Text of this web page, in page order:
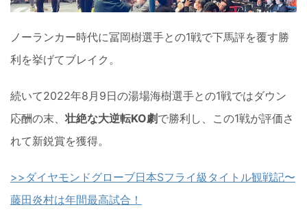
ノーランカー時代に冨岡樹選手との1戦で下馬評を覆す勝
利を挙げてブレイク。
続いて2022年8月9日の湯場海樹選手との1戦ではダウン
応酬の末、壮絶な大逆転KO劇 で勝利し、この1戦が評価さ
れて新鋭賞を獲得。
>>ダイヤモンドグローブ日本Sフライ級タイトル観戦記〜
藤田炎村は年間最高試合！